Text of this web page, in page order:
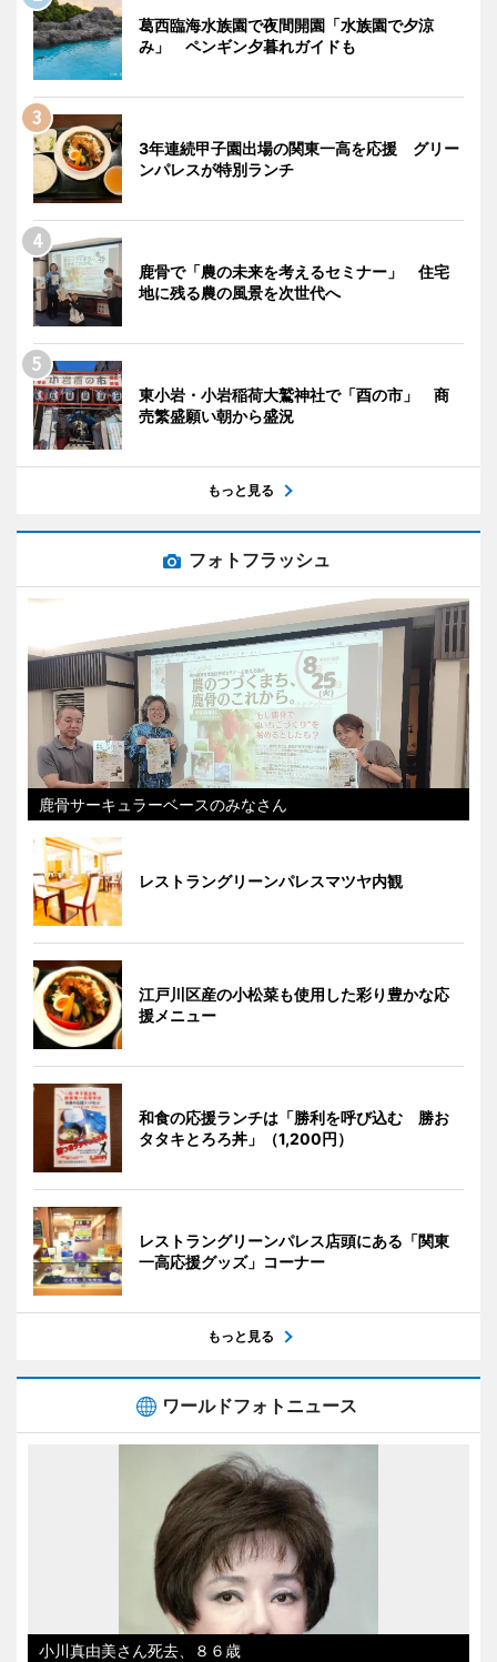
葛西臨海水族園で夜間開園「水族園で夕涼
み」 ペンギン夕暮れガイドも
3年連続甲子園出場の関東一高を応援 グリー
ンパレスが特別ランチ
鹿骨で「農の未来を考えるセミナー」 住宅
地に残る農の風景を次世代へ
東小岩・小岩稲荷大鷲神社で「酉の市」 商
売繁盛願い朝から盛況
もっと見る
フォトフラッシュ
鹿骨サーキュラーベースのみなさん
レストラングリーンパレスマツヤ内観
江戸川区産の小松菜も使用した彩り豊かな応
援メニュー
和食の応援ランチは「勝利を呼び込む 勝お
タタキとろろ丼」（1,200円）
レストラングリーンパレス店頭にある「関東
一高応援グッズ」コーナー
もっと見る
ワールドフォトニュース
小川真由美さん死去、８６歳